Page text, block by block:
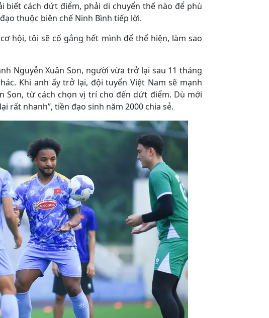
biết cách dứt điểm, phải di chuyển thế nào để phù
thuộc biên chế Ninh Bình tiếp lời.
hội, tôi sẽ cố gắng hết mình để thể hiện, làm sao
Nguyễn Xuân Son, người vừa trở lại sau 11 tháng
Khi anh ấy trở lại, đội tuyển Việt Nam sẽ mạnh
Son, từ cách chọn vị trí cho đến dứt điểm. Dù mới
rất nhanh”, tiền đạo sinh năm 2000 chia sẻ.